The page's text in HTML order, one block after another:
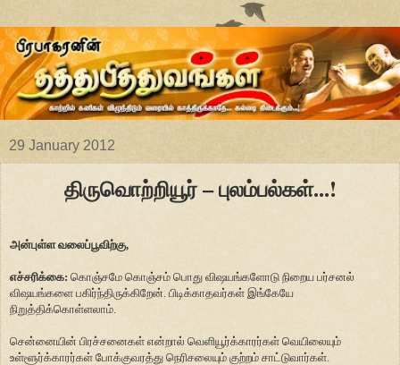
29 January 2012
திருவொற்றியூர் – புலம்பல்கள்...!
அன்புள்ள வலைப்பூவிற்கு,
எச்சரிக்கை: கொஞ்சமே கொஞ்சம் பொது விஷயங்களோடு நிறைய பர்சனல்
விஷயங்களை பகிர்ந்திருக்கிறேன். பிடிக்காதவர்கள் இங்கேயே
நிறுத்திக்கொள்ளலாம்.
சென்னையின் பிரச்சனைகள் என்றால் வெளியூர்க்காரர்கள் வெயிலையும்
உள்ளூர்க்காரர்கள் போக்குவரத்து நெரிசலையும் குற்றம் சாட்டுவார்கள்.